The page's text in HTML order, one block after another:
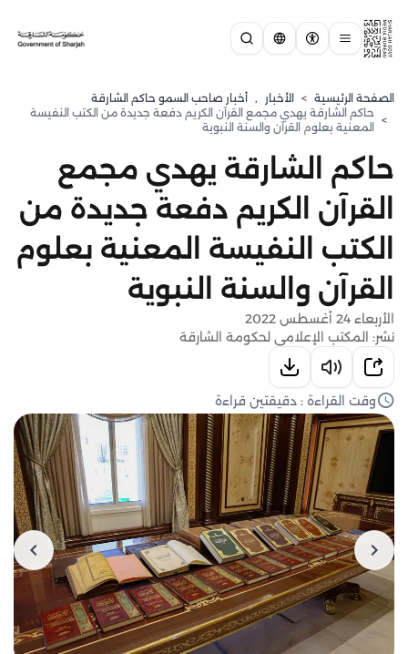
الصفحة الرئيسية > الأخبار , أخبار صاحب السمو حاكم الشارقة
>
حاكم الشارقة يهدي مجمع القرآن الكريم دفعة جديدة من الكتب النفيسة
المعنية بعلوم القرآن والسنة النبوية
حاكم الشارقة يهدي مجمع
القرآن الكريم دفعة جديدة من
الكتب النفيسة المعنية بعلوم
القرآن والسنة النبوية
الأربعاء 24 أغسطس 2022
نشر: المكتب الإعلامي لحكومة الشارقة
وقت القراءة : دقيقتين قراءة